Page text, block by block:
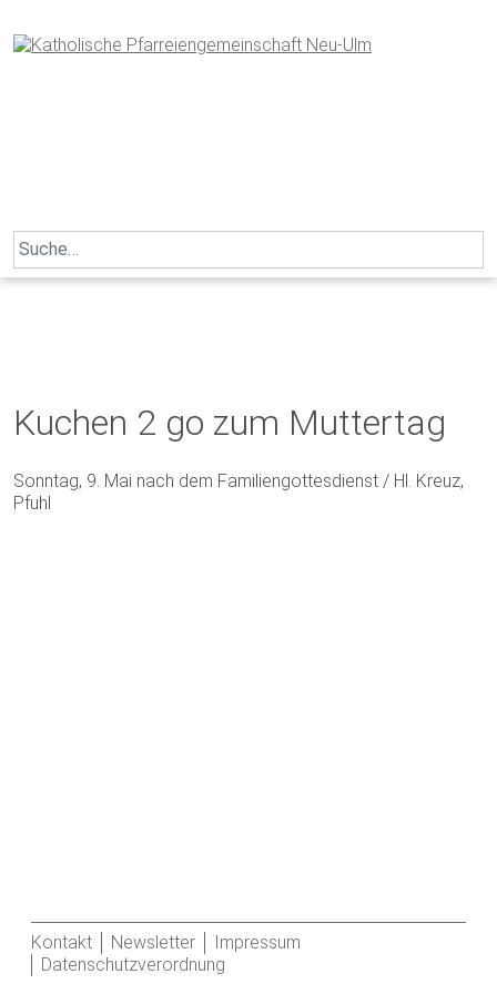
to
content
Search
for:
Kuchen 2 go zum Muttertag
Sonntag, 9. Mai nach dem Familiengottesdienst / Hl. Kreuz,
Pfuhl
Kontakt Newsletter
Impressum
Datenschutzverordnung